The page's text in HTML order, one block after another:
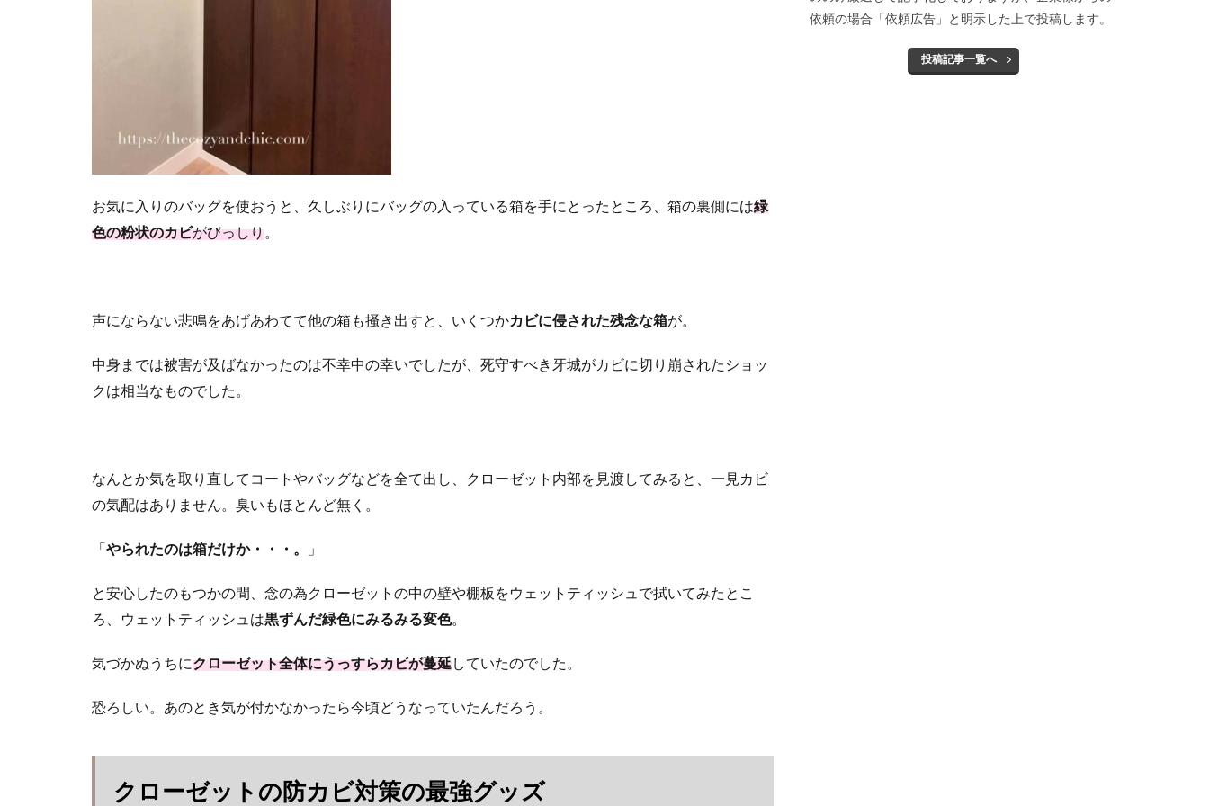
お気に入りのバッグを使おうと、久しぶりにバッグの入っている箱を手にとったところ、箱の裏側には緑
色の粉状のカビがびっしり。
声にならない悲鳴をあげあわてて他の箱も掻き出すと、いくつかカビに侵された残念な箱が。
中身までは被害が及ばなかったのは不幸中の幸いでしたが、死守すべき牙城がカビに切り崩されたショッ
クは相当なものでした。
なんとか気を取り直してコートやバッグなどを全て出し、クローゼット内部を見渡してみると、一見カビ
の気配はありません。臭いもほとんど無く。
「やられたのは箱だけか・・・。 」
と安心したのもつかの間、念の為クローゼットの中の壁や棚板をウェットティッシュで拭いてみたとこ
ろ、ウェットティッシュは黒ずんだ緑色にみるみる変色。
気づかぬうちにクローゼット全体にうっすらカビが蔓延していたのでした。
恐ろしい。あのとき気が付かなかったら今頃どうなっていたんだろう。
クローゼットの防カビ対策の最強グッズ
依頼の場合「依頼広告」と明示した上で投稿します。
投稿記事一覧へ